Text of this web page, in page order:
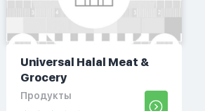
Universal Halal Meat &
Grocery
Продукты